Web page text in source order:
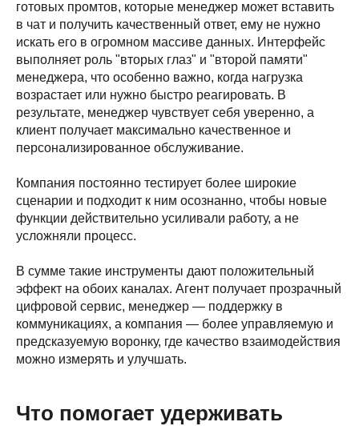
готовых промтов, которые менеджер может вставить
в чат и получить качественный ответ, ему не нужно
искать его в огромном массиве данных. Интерфейс
выполняет роль "вторых глаз" и "второй памяти"
менеджера, что особенно важно, когда нагрузка
возрастает или нужно быстро реагировать. В
результате, менеджер чувствует себя уверенно, а
клиент получает максимально качественное и
персонализированное обслуживание.
Компания постоянно тестирует более широкие
сценарии и подходит к ним осознанно, чтобы новые
функции действительно усиливали работу, а не
усложняли процесс.
В сумме такие инструменты дают положительный
эффект на обоих каналах. Агент получает прозрачный
цифровой сервис, менеджер — поддержку в
коммуникациях, а компания — более управляемую и
предсказуемую воронку, где качество взаимодействия
можно измерять и улучшать.
Что помогает удерживать